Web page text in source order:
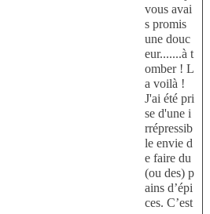
vous avai
s promis
une douc
eur.......à t
omber ! L
a voilà !
J'ai été pri
se d'une i
rrépressib
le envie d
e faire du
(ou des) p
ains d’épi
ces. C’est